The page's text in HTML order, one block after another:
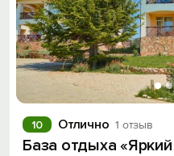
Отлично 1 отзыв
10
База отдыха